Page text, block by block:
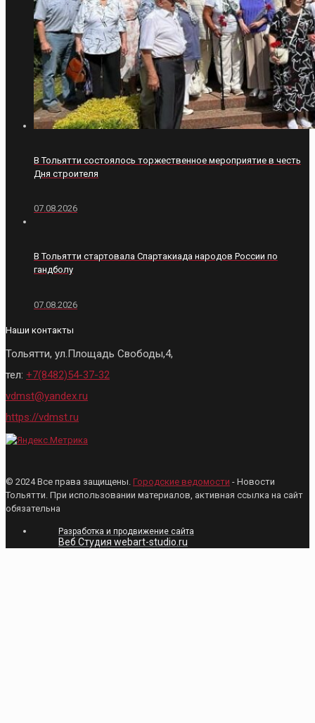
В Тольятти состоялось торжественное мероприятие в честь
Дня строителя
07.08.2026
В Тольятти стартовала Спартакиада народов России по
гандболу
07.08.2026
Наши контакты
Тольятти, ул.Площадь Свободы,4,
тел: +7(8482)54-37-32
vdmst@yandex.ru
https://vdmst.ru
© 2024 Все права защищены. Городские ведомости - Новости
Тольятти. При использовании материалов, активная ссылка на сайт
обязательна
Разработка и продвижение сайта
Веб Студия webart-studio.ru